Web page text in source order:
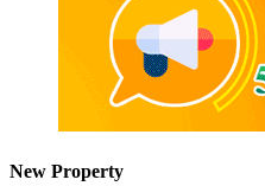
New Property